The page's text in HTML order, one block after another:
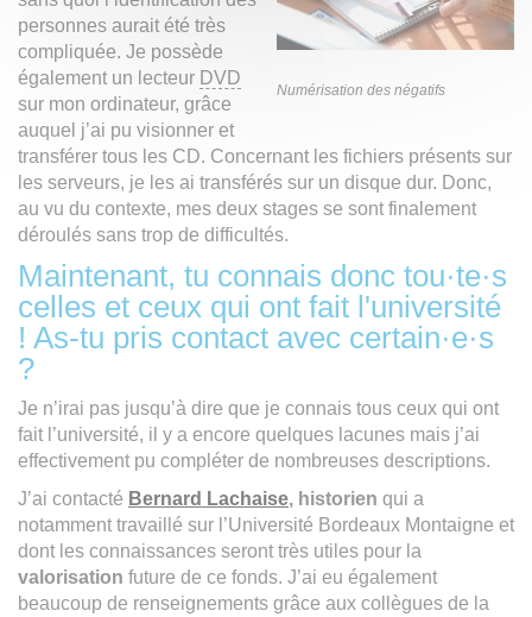
Numérisation des négatifs
personnes aurait été très
compliquée. Je possède
également un lecteur DVD
sur mon ordinateur, grâce
auquel j’ai pu visionner et
transférer tous les CD. Concernant les fichiers présents sur
les serveurs, je les ai transférés sur un disque dur. Donc,
au vu du contexte, mes deux stages se sont finalement
déroulés sans trop de difficultés.
Maintenant, tu connais donc tou·te·s
celles et ceux qui ont fait l'université
! As-tu pris contact avec certain·e·s
?
Je n’irai pas jusqu’à dire que je connais tous ceux qui ont
fait l’université, il y a encore quelques lacunes mais j’ai
effectivement pu compléter de nombreuses descriptions.
J’ai contacté Bernard Lachaise, historien qui a
notamment travaillé sur l’Université Bordeaux Montaigne et
dont les connaissances seront très utiles pour la
valorisation future de ce fonds. J’ai eu également
beaucoup de renseignements grâce aux collègues de la